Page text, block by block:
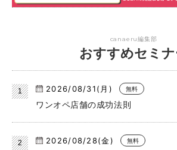
canaeru編集部
おすすめセミ
2026/08/31(月) 無料
ワンオペ店舗の成功法則
2026/08/28(金) 無料